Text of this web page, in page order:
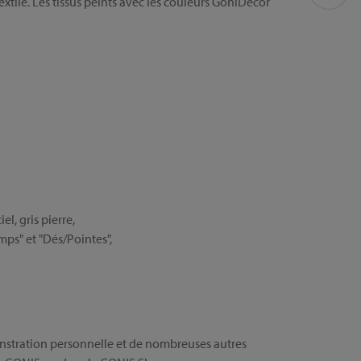
gris pierre,
et "Dés/Pointes",
personnelle et de nombreuses autres